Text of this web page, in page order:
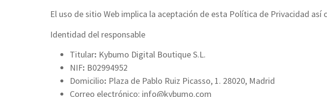
El uso de sitio Web implica la aceptación de esta Política de Privacidad así
Identidad del responsable
Titular: Kybumo Digital Boutique S.L.
NIF: B02994952
Domicilio: Plaza de Pablo Ruiz Picasso, 1. 28020, Madrid
Correo electrónico: info@kybumo.com